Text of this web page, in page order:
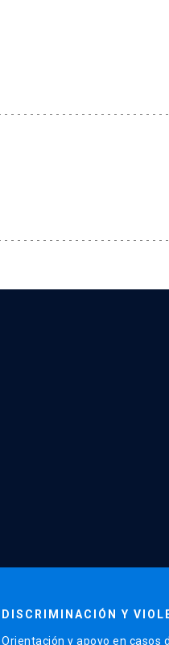
DISCRIMINACIÓN Y
Orientación y apoyo en casos